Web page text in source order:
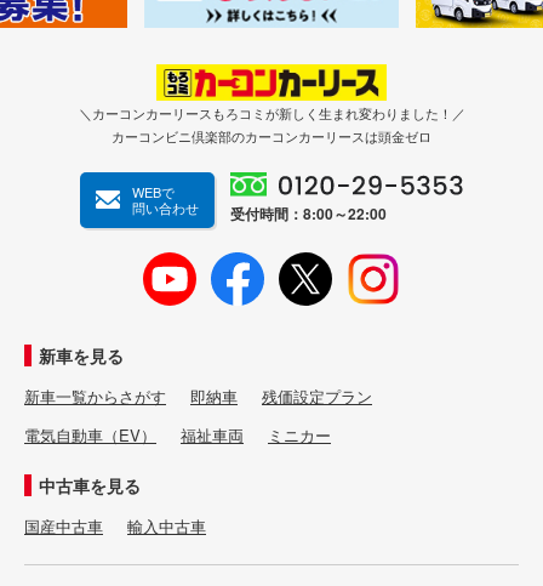
＼カーコンカーリースもろコミが新しく生まれ変わりました！／
カーコンビニ倶楽部のカーコンカーリースは頭金ゼロ
WEBで
問い合わせ
受付時間：8:00～22:00
新車を見る
新車一覧からさがす 即納車
残価設定プラン
電気自動車（EV）
福祉車両 ミニカー
中古車を見る
国産中古車 輸入中古車